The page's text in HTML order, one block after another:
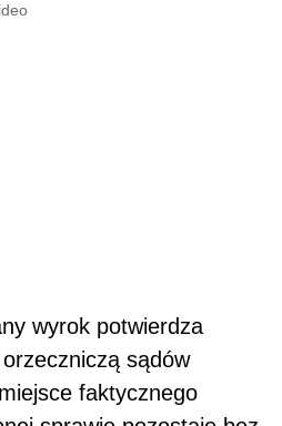
wyrok potwierdza
sądów
faktycznego